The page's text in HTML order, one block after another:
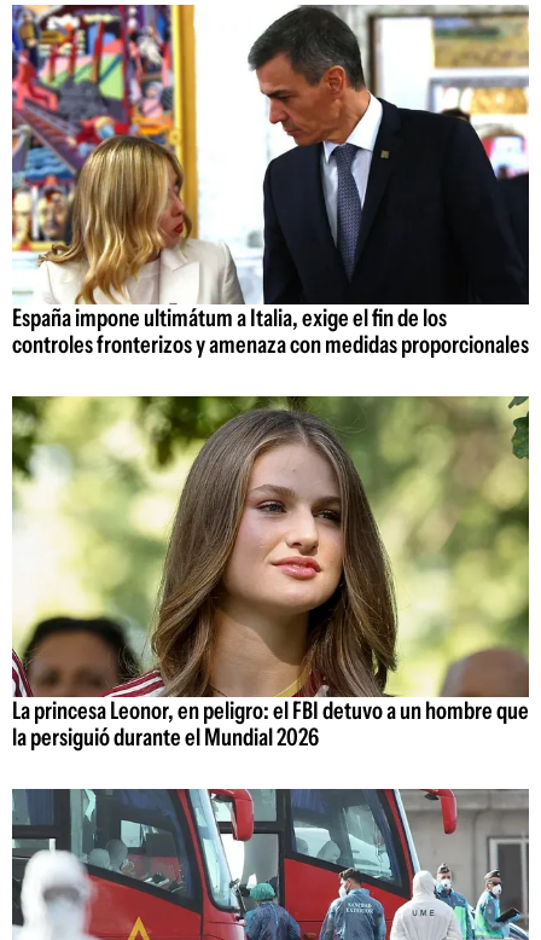
España impone ultimátum a Italia, exige el fin de los
controles fronterizos y amenaza con medidas proporcionales
La princesa Leonor, en peligro: el FBI detuvo a un hombre que
la persiguió durante el Mundial 2026